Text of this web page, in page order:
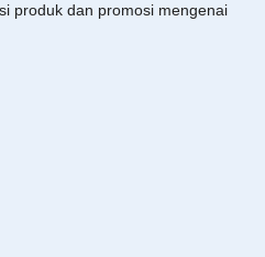
produk dan promosi mengenai